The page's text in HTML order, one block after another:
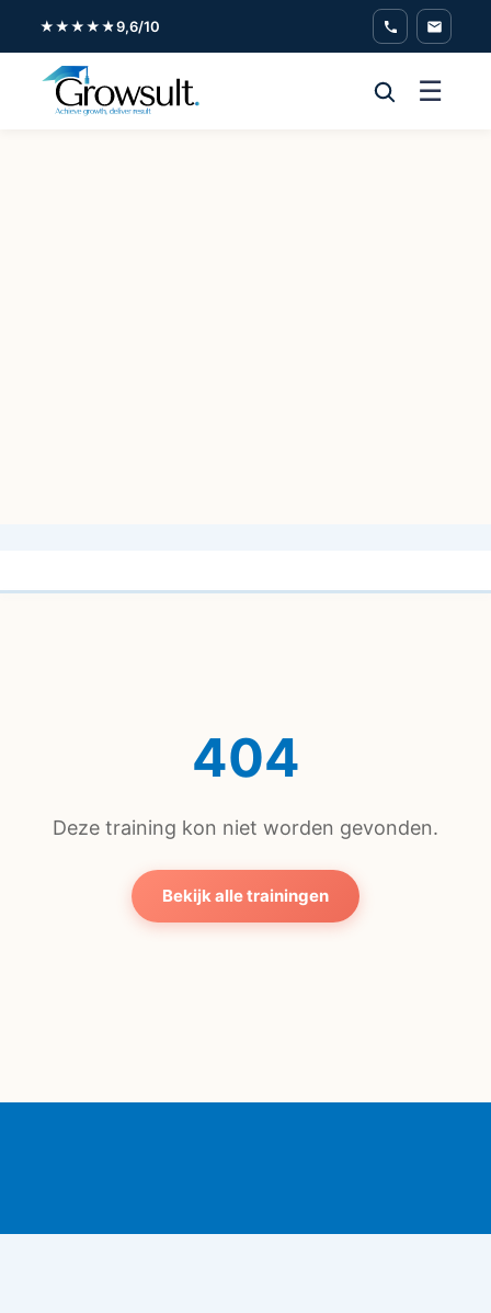
★★★★★9,6/10
☰
404
Deze training kon niet worden gevonden.
Bekijk alle trainingen